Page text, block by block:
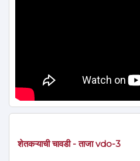
शेतकऱ्याची चावडी - ताजा vdo-3